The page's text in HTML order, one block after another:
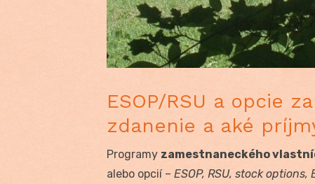
ESOP/RSU a opcie
zdanenie a aké
Programy zamestnaneckého
alebo opcií – ESOP, RSU, stock options,